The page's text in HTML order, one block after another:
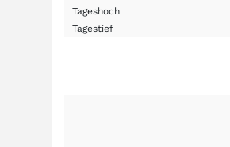
Tageshoch
Tagestief